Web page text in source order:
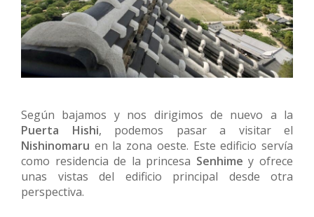
Según bajamos y nos dirigimos de nuevo a la
Puerta Hishi, podemos pasar a visitar el
Nishinomaru en la zona oeste. Este edificio servía
como residencia de la princesa Senhimey ofrece
unas vistas del edificio principal desde otra
perspectiva.